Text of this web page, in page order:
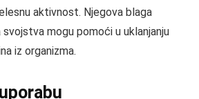
aktivnost. Njegova blaga
mogu pomoći u uklanjanju
iz organizma.